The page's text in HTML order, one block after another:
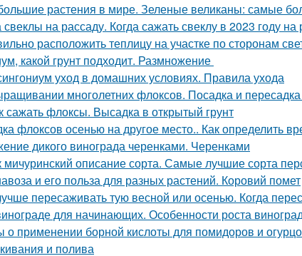
растения в мире. Зеленые великаны: самые
на рассаду. Когда сажать свеклу в 2023 году
расположить теплицу на участке по сторонам
какой грунт подходит. Размножение
уход в домашних условиях. Правила ухода
многолетних флоксов. Посадка и
сажать флоксы. Высадка в открытый грунт
флоксов осенью на другое место.. Как определить
дикого винограда черенками. Черенками
мичуринский описание сорта. Самые лучшие сорта
и его польза для разных растений. Коровий помет
пересаживать тую весной или осенью. Когда
для начинающих. Особенности роста
о применении борной кислоты для помидоров и
и полива